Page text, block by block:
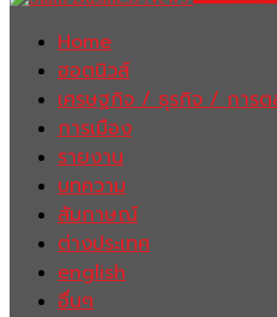
Home
ฮอตนิวส์
เศรษฐกิจ / ธุรกิจ / การต
การเมือง
รายงาน
บทความ
สัมภาษณ์
ต่างประเทศ
english
อื่นๆ